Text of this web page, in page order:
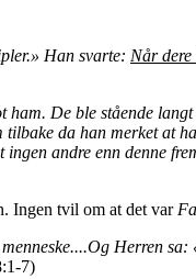
Han svarte: Når
De ble stående
tilbake da han merket at
andre enn denne
Ingen tvil om at det var
Herren
7)